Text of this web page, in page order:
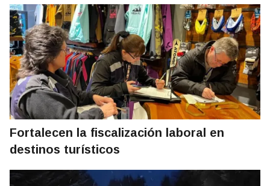
Fortalecen la fiscalización laboral en
destinos turísticos